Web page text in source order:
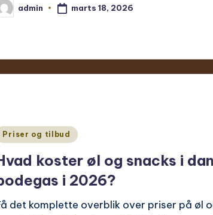
admin marts 18, 2026
Priser og tilbud
koster øl og snacks i
i 2026?
det komplette overblik over priser på øl